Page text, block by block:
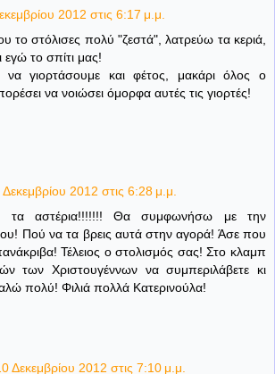
2012 στις 6:17 μ.μ.
το στόλισες πολύ "ζεστά", λατρεύω τα κεριά,
εγώ το σπίτι μας!
γιορτάσουμε και φέτος, μακάρι όλος ο
να νοιώσει όμορφα αυτές τις γιορτές!
2012 στις 6:28 μ.μ.
τα αστέρια!!!!!!! Θα συμφωνήσω με την
Πού να τα βρεις αυτά στην αγορά! Άσε που
Τέλειος ο στολισμός σας! Στο κλαμπ
των Χριστουγέννων να συμπεριλάβετε κι
πολύ! Φιλιά πολλά Κατερινούλα!
Δεκεμβρίου 2012 στις 7:10 μ.μ.